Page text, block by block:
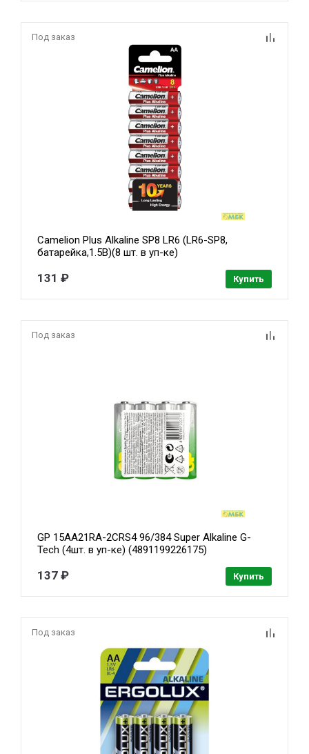
Под заказ
Camelion Plus Alkaline SP8 LR6 (LR6-SP8,
батарейка,1.5В)(8 шт. в уп-ке)
131 ₽ Купить
Под заказ
GP 15AA21RA-2CRS4 96/384 Super Alkaline G-
Tech (4шт. в уп-ке) (4891199226175)
137 ₽ Купить
Под заказ